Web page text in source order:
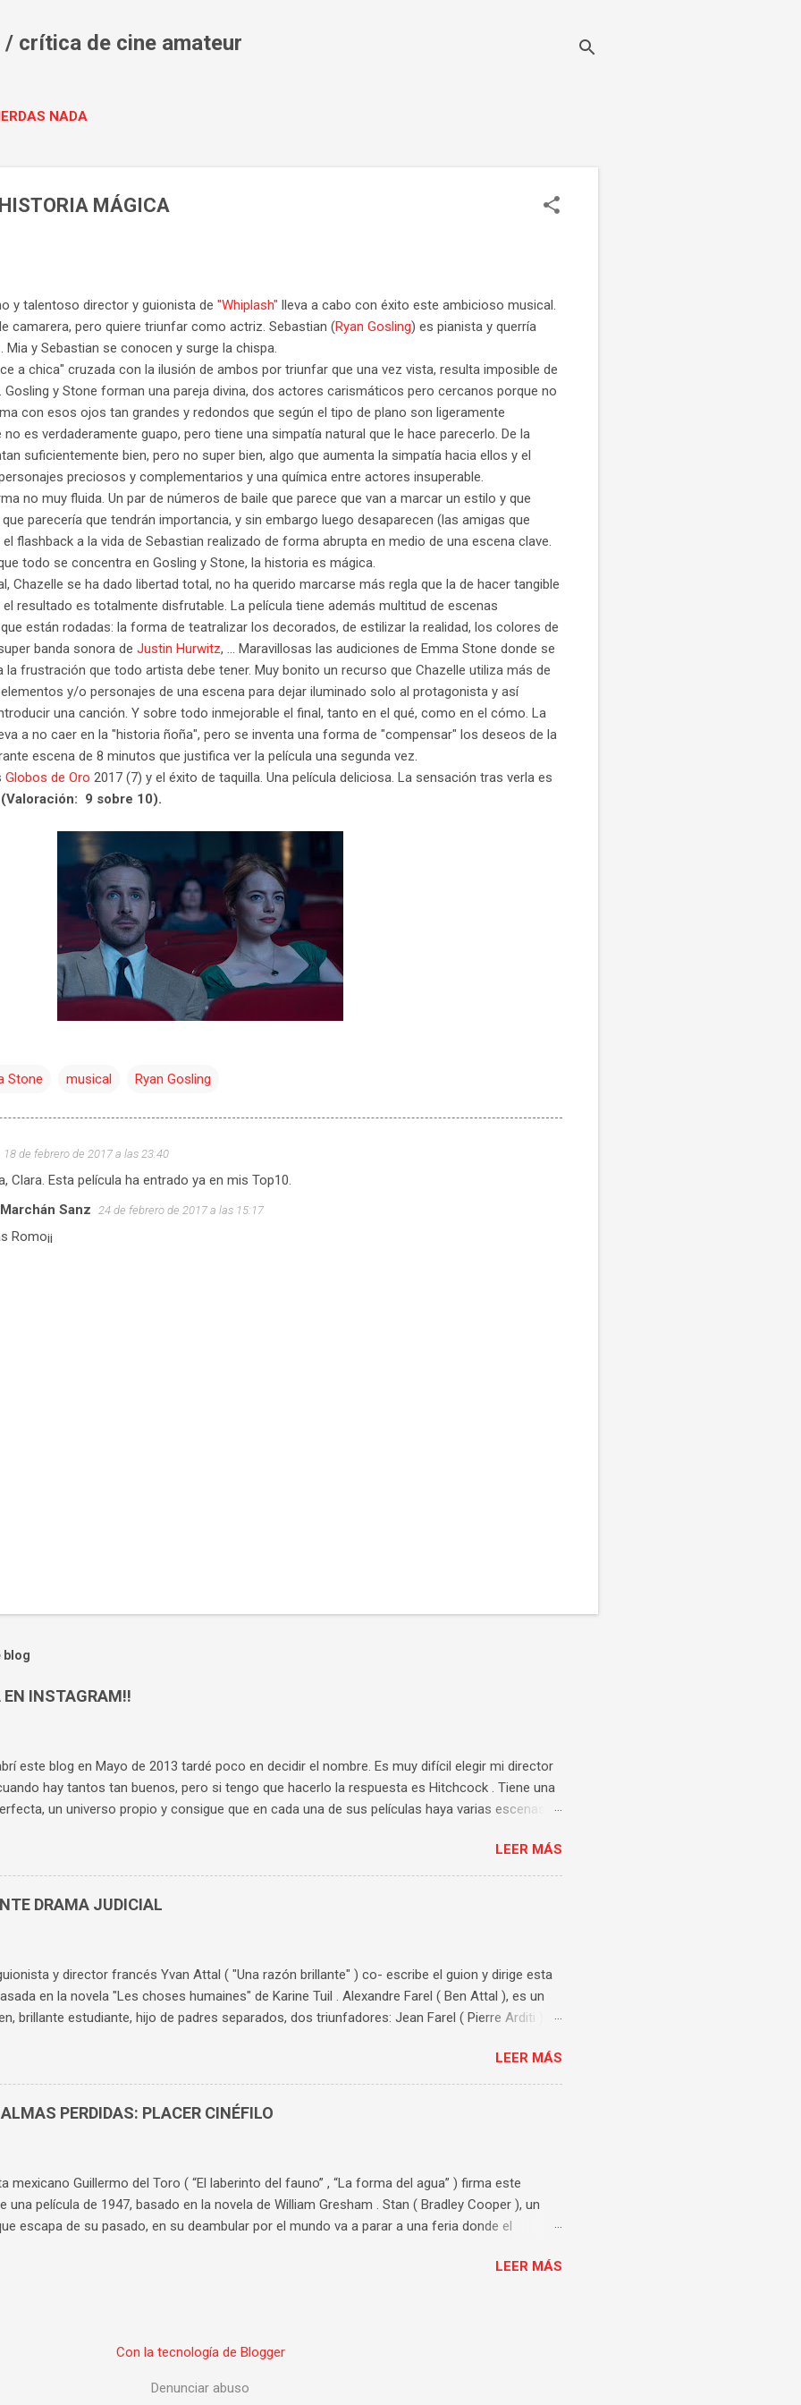
/ crítica de cine amateur
NADA
MÁGICA
y talentoso director y guionista de "Whiplash" lleva a cabo con éxito este ambicioso musical.
camarera, pero quiere triunfar como actriz. Sebastian (Ryan Gosling) es pianista y querría
y Sebastian se conocen y surge la chispa.
a chica" cruzada con la ilusión de ambos por triunfar que una vez vista, resulta imposible de
y Stone forman una pareja divina, dos actores carismáticos pero cercanos porque no
con esos ojos tan grandes y redondos que según el tipo de plano son ligeramente
es verdaderamente guapo, pero tiene una simpatía natural que le hace parecerlo. De la
suficientemente bien, pero no super bien, algo que aumenta la simpatía hacia ellos y el
preciosos y complementarios y una química entre actores insuperable.
no muy fluida. Un par de números de baile que parece que van a marcar un estilo y que
parecería que tendrán importancia, y sin embargo luego desaparecen (las amigas que
flashback a la vida de Sebastian realizado de forma abrupta en medio de una escena clave.
todo se concentra en Gosling y Stone, la historia es mágica.
Chazelle se ha dado libertad total, no ha querido marcarse más regla que la de hacer tangible
resultado es totalmente disfrutable. La película tiene además multitud de escenas
están rodadas: la forma de teatralizar los decorados, de estilizar la realidad, los colores de
banda sonora de Justin Hurwitz, ... Maravillosas las audiciones de Emma Stone donde se
frustración que todo artista debe tener. Muy bonito un recurso que Chazelle utiliza más de
y/o personajes de una escena para dejar iluminado solo al protagonista y así
una canción. Y sobre todo inmejorable el final, tanto en el qué, como en el cómo. La
a no caer en la "historia ñoña", pero se inventa una forma de "compensar" los deseos de la
escena de 8 minutos que justifica ver la película una segunda vez.
Globos de Oro 2017 (7) y el éxito de taquilla. Una película deliciosa. La sensación tras verla es
(Valoración: 9 sobre 10).
Stone musical Ryan Gosling
18 de febrero de 2017 a las 23:40
Clara. Esta película ha entrado ya en mis Top10.
Sanz 24 de febrero de 2017 a las 15:17
Romo¡¡
blog
EN INSTAGRAM!!
este blog en Mayo de 2013 tardé poco en decidir el nombre. Es muy difícil elegir mi director
hay tantos tan buenos, pero si tengo que hacerlo la respuesta es Hitchcock . Tiene una
un universo propio y consigue que en cada una de sus películas haya varias escenas
hasta el final. Es el director cuya obra he visto y vuelto a ver más veces. Así que me
un nombre al blog que tuviera relación con él. Rápidamente apareció en mi cabeza la
el ama de llaves de "Rebeca" , increíblemente interpretada por Judith Anderson . Un
LEER MÁS
DRAMA JUDICIAL
y director francés Yvan Attal ( "Una razón brillante" ) co- escribe el guion y dirige esta
en la novela "Les choses humaines" de Karine Tuil . Alexandre Farel ( Ben Attal ), es un
brillante estudiante, hijo de padres separados, dos triunfadores: Jean Farel ( Pierre Arditi )
por Mila ( Suzanne Jouannet ), la hija de la nueva pareja de su madre. El tema de esta película
estar más de actualidad, trata de la violación, pero de forma más concreta del consentimiento.
tienen mucha riqueza, primero por su capacidad de aportar muchos y variados puntos de
LEER MÁS
PERDIDAS: PLACER CINÉFILO
mexicano Guillermo del Toro ( “El laberinto del fauno” , “La forma del agua” ) firma este
una película de 1947, basado en la novela de William Gresham . Stan ( Bradley Cooper ), un
escapa de su pasado, en su deambular por el mundo va a parar a una feria donde el
David Strathairn ), que le enseñan los principios básicos del mentalismo. Esta historia de
unos a otros. Además el escenario visual es de una riqueza insuperable, por lo que el
LEER MÁS
Con la tecnología de Blogger
Denunciar abuso